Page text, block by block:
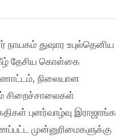
துஷார உபுல்தெனிய
தேசிய கொள்கை
நிலையான
சிறைச்சாலைகள்
புனர்வாழ்வு இராஜாங்க
முன்னுரிமைகளுக்கு